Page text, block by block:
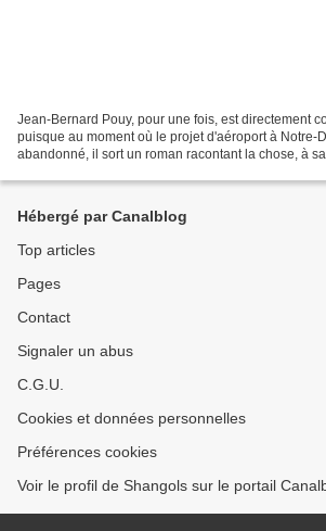
Jean-Bernard Pouy, pour une fois, est directement
puisque au moment où le projet d'aéroport à Notre-
abandonné, il sort un roman racontant la chose, à
Hébergé par Canalblog
Top articles
Pages
Contact
Signaler un abus
C.G.U.
Cookies et données personnelles
Préférences cookies
Voir le profil de Shangols sur le portail